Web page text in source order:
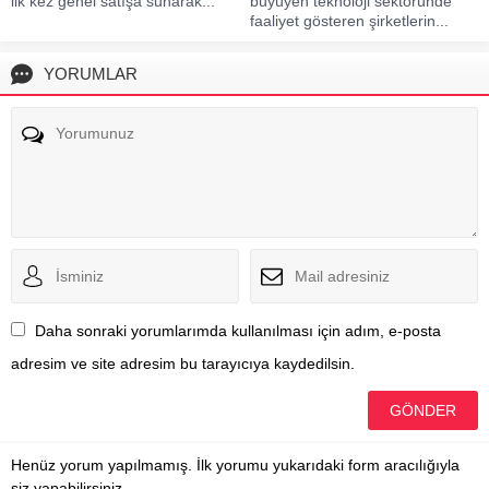
faaliyet gösteren şirketlerin...
YORUMLAR
Daha sonraki yorumlarımda kullanılması için adım, e-posta
adresim ve site adresim bu tarayıcıya kaydedilsin.
Henüz yorum yapılmamış. İlk yorumu yukarıdaki form aracılığıyla